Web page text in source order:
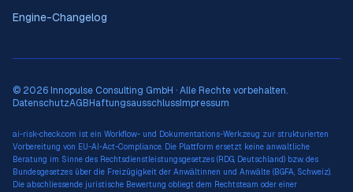
Engine-Changelog
© 2026 Innopulse Consulting GmbH · Alle Rechte vorbehalten.
DatenschutzAGBHaftungsausschlussImpressum
ai-risk-check.com ist ein Workflow- und Dokumentations-Werkzeug zur strukturierten
Vorbereitung von EU-AI-Act-Compliance. Die Plattform ersetzt keine anwaltliche
Beratung im Sinne des Rechtsdienstleistungsgesetzes (RDG, Deutschland) bzw. des
Bundesgesetzes über die Freizügigkeit der Anwältinnen und Anwälte (BGFA, Schweiz).
Die abschliessende juristische Bewertung obliegt dem Rechtsteam oder einer